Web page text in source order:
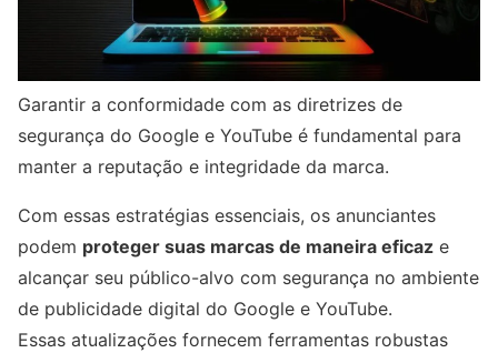
Garantir a conformidade com as diretrizes de
segurança do Google e YouTube é fundamental para
manter a reputação e integridade da marca.
Com essas estratégias essenciais, os anunciantes
podem proteger suas marcas de maneira eficaz e
alcançar seu público-alvo com segurança no ambiente
de publicidade digital do Google e YouTube.
Essas atualizações fornecem ferramentas robustas